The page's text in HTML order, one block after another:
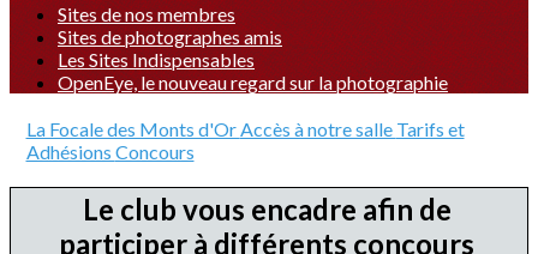
Sites de nos membres
Sites de photographes amis
Les Sites Indispensables
OpenEye, le nouveau regard sur la photographie
La Focale des Monts d'OrAccès à notre salle Tarifs et
Adhésions Concours
Le club vous encadre afin de
participer à différents concours